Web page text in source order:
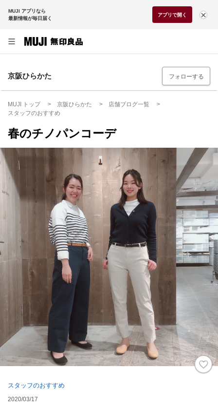
MUJI アプリなら
最新情報が毎日届く
アプリで開く
京阪ひらかた フォローする
MUJI トップ 京阪ひらかた
店舗ブログ一覧
スタッフのおすすめ
春のチノパンコーデ
スタッフのおすすめ
2020/03/17